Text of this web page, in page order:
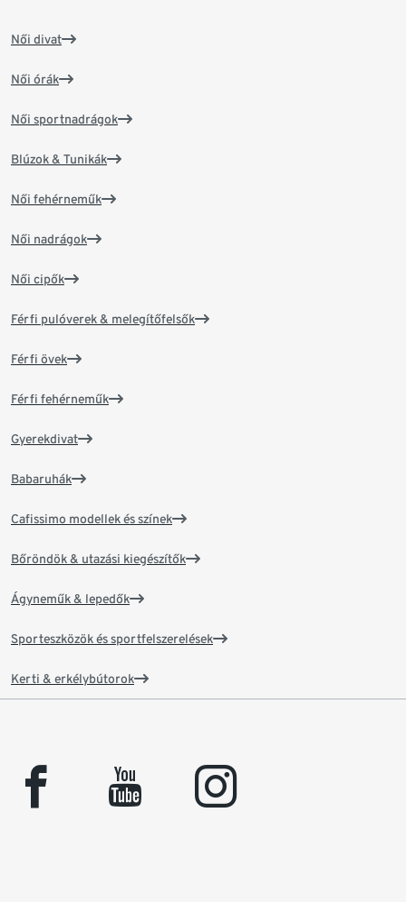
Női divat
Női órák
Női sportnadrágok
Blúzok & Tunikák
Női fehérneműk
Női nadrágok
Női cipők
Férfi pulóverek & melegítőfelsők
Férfi övek
Férfi fehérneműk
Gyerekdivat
Babaruhák
Cafissimo modellek és színek
Bőröndök & utazási kiegészítők
Ágyneműk & lepedők
Sporteszközök és sportfelszerelések
Kerti & erkélybútorok
facebook youtube instagram